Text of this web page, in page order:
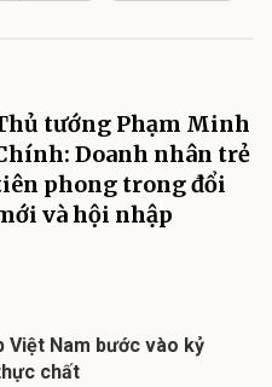
tướng Phạm Minh
Doanh nhân trẻ
phong trong đổi
và hội nhập
Việt Nam bước vào kỷ
chất